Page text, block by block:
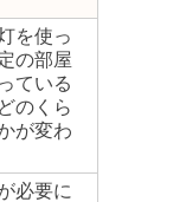
を使っ
の部屋
ている
のくら
が変わ
必要に